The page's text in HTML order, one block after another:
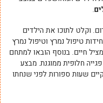
.
וקלט לתוכו את הילדים
טיפול נמרץ וטיפול נמרץ
חיים. בנוסף הובאו למתחם
חלופית ממוגנת. מבצע
שעות ספורות לפני שנחתו